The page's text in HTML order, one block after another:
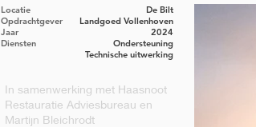
Locatie
Opdrachtgever
Jaar
Diensten
De Bilt
Landgoed Vollenhoven
2024
Ondersteuning
Technische uitwerking
In samenwerking met Haasnoot
Restauratie Adviesbureau en
Martijn Bleichrodt